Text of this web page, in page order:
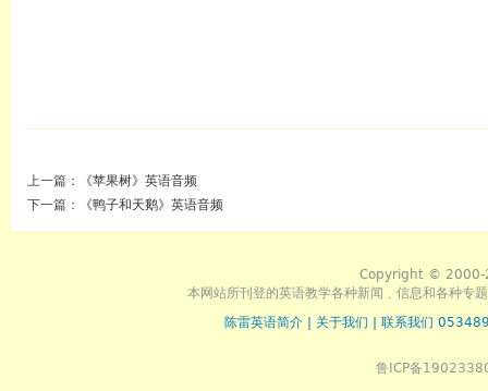
上一篇：
《苹果树》英语音频
下一篇：
《鸭子和天鹅》英语音频
Copyright © 2000-
本网站所刊登的英语教学各种新闻﹑信息和各种专
陈雷英语简介
关于我们 联系我们
鲁ICP备